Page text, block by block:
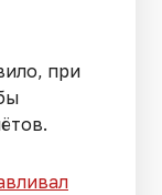
при